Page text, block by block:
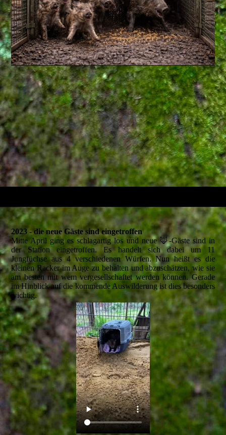
2023 - die neue Gäste sind eingetroffen
Mitte April ging es schlagartig los und neue 🦊-Gäste sind in
der Station eingetroffen. Es handelt sich dabei um 11
Jungfüchse aus 4 verschiedenen Würfen. Nun heißt es die
kleinen Racker im Auge zu behalten und abzuschätzen, wie sie
am besten mit wem vergesellschaftet werden können. Gerade
im Hinblick auf die kommende Auswilderung ist dies besonders
wichtig.